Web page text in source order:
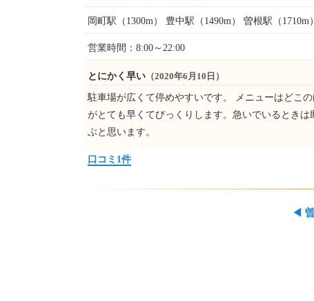
岡町駅（1300m） 豊中駅（1490m） 曽根駅（1710m）
営業時間：8:00～22:00
とにかく早い （2020年6月10日）
駐車場が広くて停めやすいです。 メニューはどこ
がとても早くてびっくりします。急いでいるとき
ぶと思います。
口コミ1件
◀